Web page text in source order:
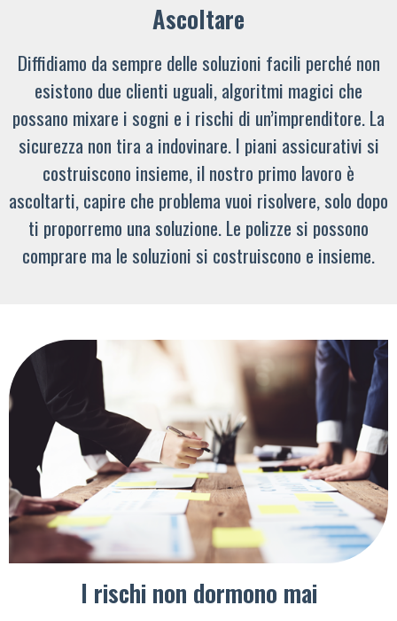
Ascoltare
Diffidiamo da sempre delle soluzioni facili perché non
esistono due clienti uguali, algoritmi magici che
possano mixare i sogni e i rischi di un’imprenditore. La
sicurezza non tira a indovinare. I piani assicurativi si
costruiscono insieme, il nostro primo lavoro è
ascoltarti, capire che problema vuoi risolvere, solo dopo
ti proporremo una soluzione. Le polizze si possono
comprare ma le soluzioni si costruiscono e insieme.
I rischi non dormono mai